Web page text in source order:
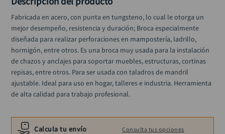
Fabricada en acero, con punta en tungsteno, lo cual le otorga un
mejor desempeño, resistencia y duración; Broca especialmente
diseñada para realizar perforaciones en mampostería, ladrillo,
hormigón, entre otros. Es una broca muy usada para la instalación
de chazos y anclajes para soportar muebles, estructuras, cortinas
repisas, entre otros. Para ser usada con taladros de mandril
ajustable. Ideal para uso en hogar, talleres e industria. Herramienta
de alta calidad para trabajo profesional.
Calcula tu envío Consulta tus opciones
alicate